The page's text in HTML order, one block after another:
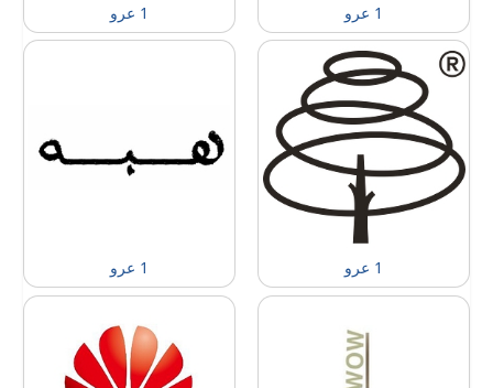
1 عرو 1 عرو
1 عرو 1 عرو